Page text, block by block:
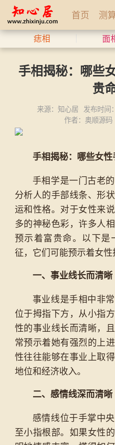
首页 测
痣相 面
手相揭秘：哪些
贵
来源：知心居 发布时间
作者：奥顺源码
手相揭秘：哪些女性
手相学是一门古老
分析人的手部线条、形
运和性格。对于女性来
多的神秘色彩，许多人
预示着富贵命。以下
征，它们可能预示着女性
一、事业线长而清晰
事业线是手相中非
位于拇指下方，从小指
性的事业线长而清晰，
常预示着她有强烈的上
性往往能够在事业上取
地位和经济收入。
二、感情线深而清晰
感情线位于手掌中
至小指根部。如果女性